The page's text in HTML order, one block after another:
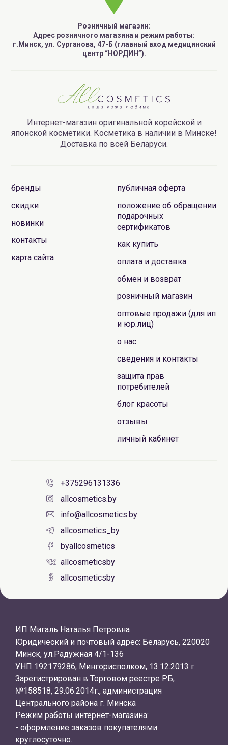
Розничный магазин:
Адрес розничного магазина и режим работы:
г.Минск, ул. Сурганова, 47-Б (главный вход медицинский
центр “НОРДИН”).
Интернет-магазин оригинальной корейской и
японской косметики. Косметика в наличии в Минске!
Доставка по всей Беларуси.
бренды
скидки
новинки
контакты
карта сайта
публичная оферта
положение об обращении
подарочных
сертификатов
как купить
оплата и доставка
обмен и возврат
розничный магазин
оптовые продажи (для ип
и юр.лиц)
о нас
сведения и контакты
защита прав
потребителей
блог красоты
отзывы
личный кабинет
+375296131336
allcosmetics.by
info@allcosmetics.by
allcosmetics_by
byallcosmetics
allcosmeticsby
allcosmeticsby
ИП Мигаль Наталья Петровна
Юридический и почтовый адрес: Беларусь, 220020
Минск, ул.Радужная 4/1-136
УНП 192179286, Мингорисполком, 13.12.2013 г.
Зарегистрирован в Торговом реестре РБ,
№158518, 29.06.2014г., администрация
Центрального района г. Минска
Режим работы интернет-магазина:
- оформление заказов покупателями:
круглосуточно.